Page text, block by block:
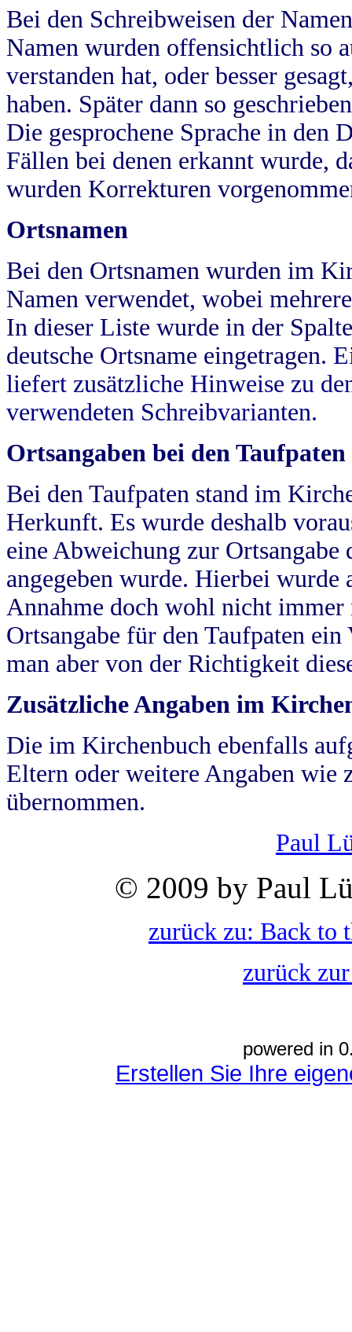
Bei den Schreibweisen der
Namen wurden offensichtlich so
verstanden hat, oder besser
haben. Später dann so
Die gesprochene Sprache in
Fällen bei denen erkannt wurde,
wurden Korrekturen
Ortsnamen
Bei den Ortsnamen wurden im
Namen verwendet, wobei
In dieser Liste wurde in der
deutsche Ortsname eingetragen.
liefert zusätzliche Hinweise zu
verwendeten Schreibvarianten.
Ortsangaben bei den Taufpaten
Bei den Taufpaten stand im
Herkunft. Es wurde deshalb
eine Abweichung zur
angegeben wurde. Hierbei wurde
Annahme doch wohl nicht
Ortsangabe für den Taufpaten
man aber von der Richtigkeit
Zusätzliche Angaben im
Die im Kirchenbuch ebenfalls
Eltern oder weitere Angaben wie
übernommen.
Paul
© 2009 by Paul
zurück zu: Back to
zurück
powered in
Erstellen Sie Ihre